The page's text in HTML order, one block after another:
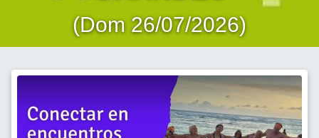
(Dom 26/07/2026)